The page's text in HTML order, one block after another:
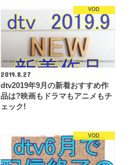
VOD
2019.8.27
dtv2019年9月の新着おすすめ作
品は?映画もドラマもアニメもチ
ェック!
VOD